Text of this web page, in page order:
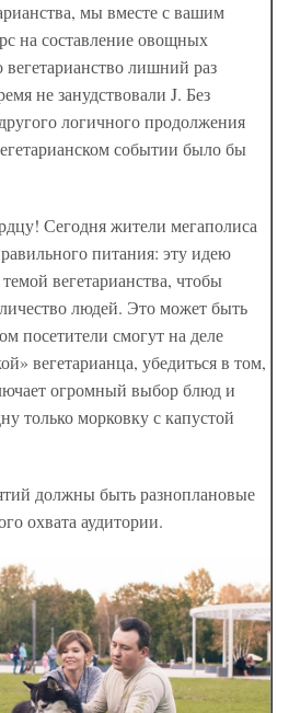
мы вместе с вашим
на составление овощных
лишний раз
не занудствовали J. Без
логичного продолжения
событии было бы
Сегодня жители мегаполиса
питания: эту идею
вегетарианства, чтобы
людей. Это может быть
посетители смогут на деле
вегетарианца, убедиться в том,
огромный выбор блюд и
только морковку с капустой
должны быть разноплановые
охвата аудитории.